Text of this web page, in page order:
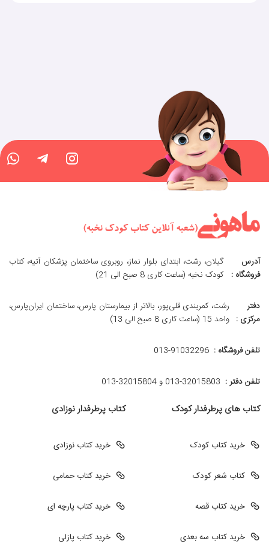
آدرس
فروشگاه :
گیلان، رشت، ابتدای بلوار نماز، روبروی ساختمان پزشکان آتیه، کتاب
کودک نخبه (ساعت کاری 8 صبح الی 21)
دفتر
مرکزی :
رشت، کمربندی قلی‌پور، بالاتر از بیمارستان پارس، ساختمان ایران‌پارس،
واحد 15 (ساعت کاری 8 صبح الی 13)
تلفن فروشگاه : 013-91032296
تلفن دفتر : 013-32015803 و 32015804-013
کتاب های پرطرفدار کودک
خرید کتاب کودک
کتاب شعر کودک
خرید کتاب قصه
خرید کتاب سه بعدی
کتاب پرطرفدار نوزادی
خرید کتاب نوزادی
خرید کتاب حمامی
خرید کتاب پارچه ای
خرید کتاب پازلی